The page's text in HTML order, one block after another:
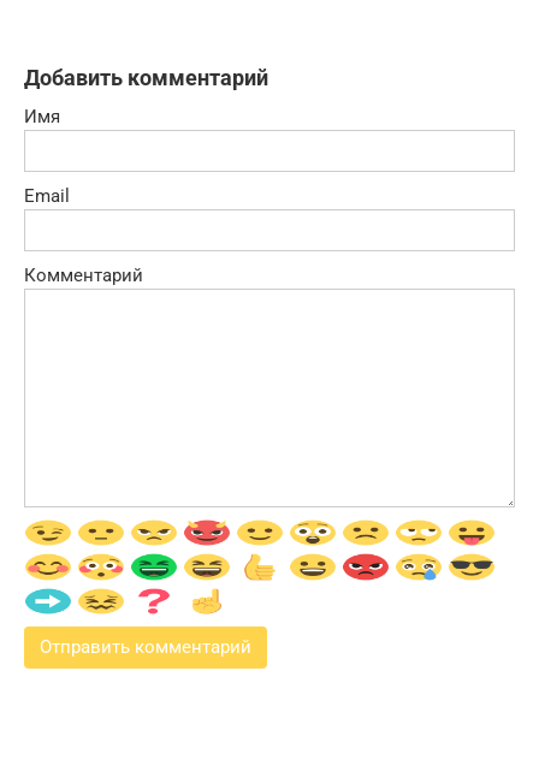
Добавить комментарий
Имя
Email
Комментарий